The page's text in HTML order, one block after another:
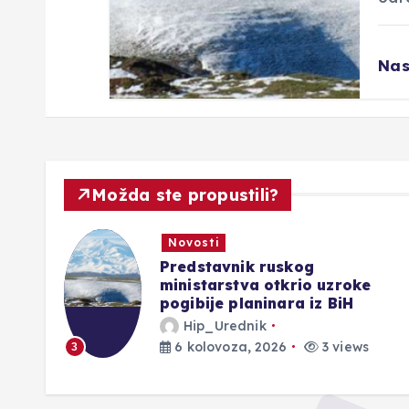
Možda ste propustili?
Novosti
UGLAZBLJENA PJESMA
GENERALA IVANA TOLJA |
Pjesništvo koje spaja vjeru,
domovinu i umjetnost
Hip_Urednik